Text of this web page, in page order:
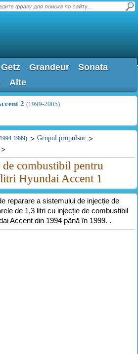
Getz Grandeur
Sonata
Alte
2 (1999-2005)
1999)
Grupul propulsor
de combustibil pentru
Hyundai Accent 1
reparare a sistemului de injecție de
de 1,3 litri cu injecție de combustibil
Accent din 1994 până în 1999. .